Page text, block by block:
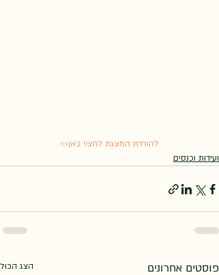
להורדת המצגת לחצ/י כאן>>
ועידות וכנסים
פוסטים אחרונים הצג הכול